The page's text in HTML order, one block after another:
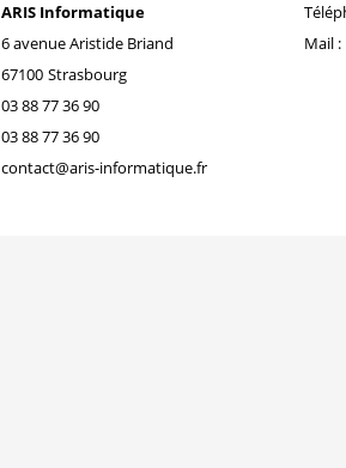
ARIS Informatique
6 avenue Aristide Briand
67100 Strasbourg
03 88 77 36 90
03 88 77 36 90
contact@aris-informatique.fr
Mail :